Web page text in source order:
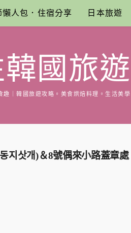
懶人包．住宿分享 日本旅遊
國旅
｜韓國旅遊攻略。美食烘焙料理。生活美學
지삿개)＆8號偶來小路蓋章處